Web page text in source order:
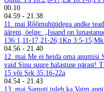
00.10
04.59 - 21.38
11. mai Rõõmuhüüdega andke
ääreni, öelge: „Issand on
136:1,11-17,21-26;1Kn 3:5-
04.56 - 21.40
12. mai Me ei heida oma anumisi
vaid Sinu suure halastuse pärast!
15 või Srk 35:16-22a
04.54 - 21.43
13. mai Samuti tuleb ka Vaim